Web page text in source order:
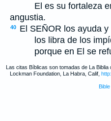
El es su fortaleza en
angustia.
40 El SEÑOR los ayuda
los libra de los
porque en El se
Las citas Bíblicas son tomadas de La
Lockman Foundation, La Habra, Calif,